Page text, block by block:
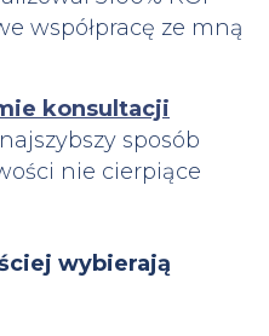
współpracę ze mną
konsultacji
sposób
nie cierpiące
wybierają